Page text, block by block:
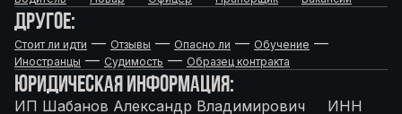
ДРУГОЕ:
Стоит ли идти — Отзывы — Опасно ли — Обучение —
Иностранцы — Судимость — Образец контракта
ЮРИДИЧЕСКАЯ ИНФОРМАЦИЯ:
ИП Шабанов Александр Владимирович ИНН